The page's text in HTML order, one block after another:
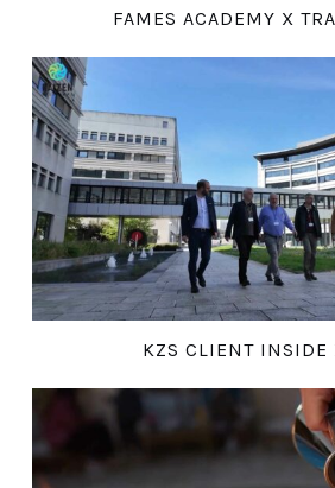
FAMES ACADEMY X
KZS CLIENT INSIDE